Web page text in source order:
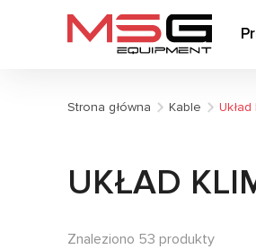
Strona główna Kable
UKŁAD
Znaleziono 53 produkty